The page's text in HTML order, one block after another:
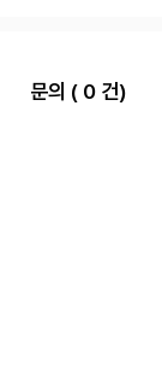
문의 ( 0 건)